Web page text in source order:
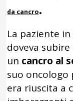
da cancro.
La paziente
doveva
un cancro al
suo oncologo
era riuscita a